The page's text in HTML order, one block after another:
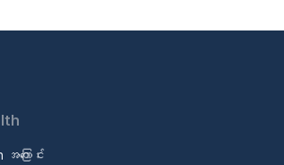
ကြောင်း